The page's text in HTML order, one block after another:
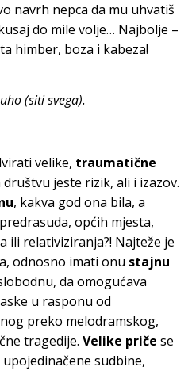
nepca da mu uhvatiš
do mile volje… Najbolje –
himber, boza i kabeza!
(siti svega).
velike, traumatične
jeste rizik, ali i izazov.
, kakva god ona bila, a
općih mjesta,
ili relativiziranja?! Najteže je
odnosno imati onu stajnu
da omogućava
u rasponu od
preko melodramskog,
tragedije. Velike priče se
sudbine,